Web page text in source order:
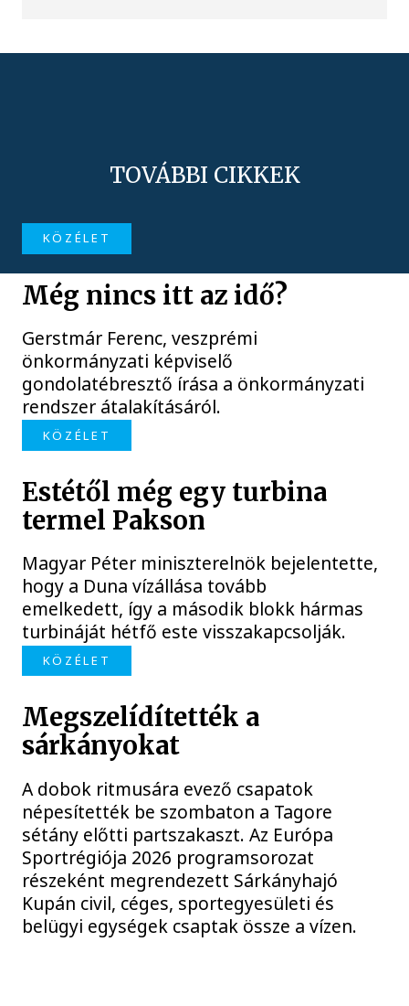
TOVÁBBI CIKKEK
KÖZÉLET
Még nincs itt az idő?
Gerstmár Ferenc, veszprémi
önkormányzati képviselő
gondolatébresztő írása a önkormányzati
rendszer átalakításáról.
KÖZÉLET
Estétől még egy turbina
termel Pakson
Magyar Péter miniszterelnök bejelentette,
hogy a Duna vízállása tovább
emelkedett, így a második blokk hármas
turbináját hétfő este visszakapcsolják.
KÖZÉLET
Megszelídítették a
sárkányokat
A dobok ritmusára evező csapatok
népesítették be szombaton a Tagore
sétány előtti partszakaszt. Az Európa
Sportrégiója 2026 programsorozat
részeként megrendezett Sárkányhajó
Kupán civil, céges, sportegyesületi és
belügyi egységek csaptak össze a vízen.